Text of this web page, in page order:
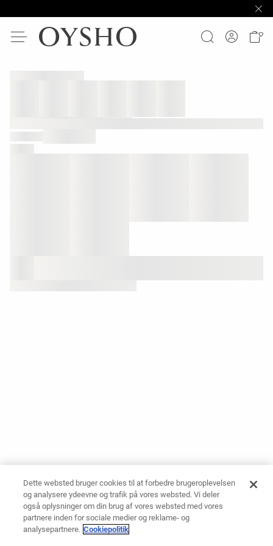
Dette websted bruger cookies til at forbedre brugeroplevelsen
og analysere ydeevne og trafik på vores websted. Vi deler
også oplysninger om din brug af vores websted med vores
partnere inden for sociale medier og reklame- og
analysepartnere. Cookiepolitik